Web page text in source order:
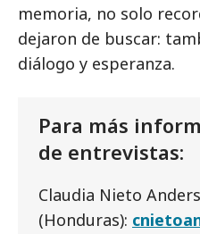
memoria, no solo
dejaron de buscar:
diálogo y esperanza.
Para más
de entrevistas:
Claudia Nieto
(Honduras):